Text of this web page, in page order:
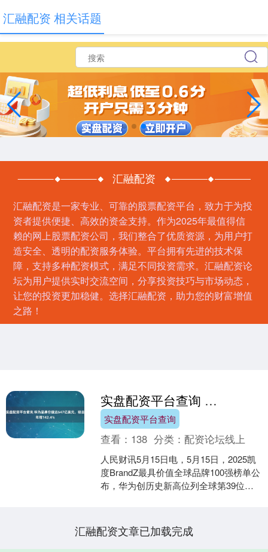
汇融配资
汇融配资是一家专业、可靠的股票配资平台，致力于为投
资者提供便捷、高效的资金支持。作为2025年最值得信
赖的网上股票配资公司，我们整合了优质资源，为用户打
造安全、透明的配资服务体验。平台拥有先进的技术保
障，支持多种配资模式，满足不同投资需求。汇融配资论
坛为用户提供实时交流空间，分享投资技巧与市场动态，
让您的投资更加稳健。选择汇融配资，助力您的财富增值
之路！
汇融配资 相关话题
实盘配资平台查询 华为品牌价值达647亿美元，较去年增142.4%
实盘配资平台查询
查看： 138 分类：配资论坛线上
人民财讯5月15日电，5月15日，2025凯
度BrandZ最具价值全球品牌100强榜单公
布，华为创历史新高位列全球第39位实
汇融配资文章已加载完成